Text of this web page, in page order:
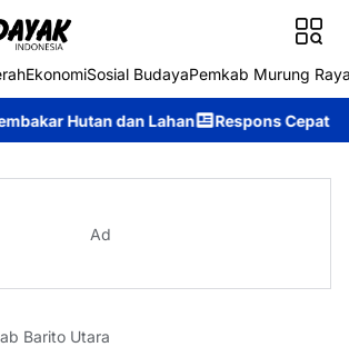
EkonomiSosial BudayaPemkab Murung
Respons Cepat Ditsamapta Polda
Ad
Barito Utara